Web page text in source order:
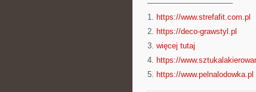
———————————
1. https://www.strefafit.com.pl
2. https://deco-grawstyl.pl
3. więcej tutaj
4. https://
5. https://www.pelnalodowka.pl